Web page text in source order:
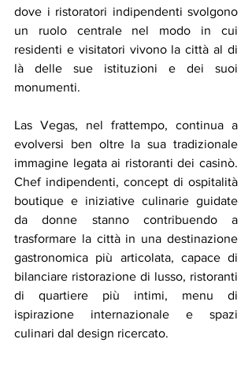
dove i ristoratori indipendenti svolgono
un ruolo centrale nel modo in cui
residenti e visitatori vivono la città al di
là delle sue istituzioni e dei suoi
monumenti.
Las Vegas, nel frattempo, continua a
evolversi ben oltre la sua tradizionale
immagine legata ai ristoranti dei casinò.
Chef indipendenti, concept di ospitalità
boutique e iniziative culinarie guidate
da donne stanno contribuendo a
trasformare la città in una destinazione
gastronomica più articolata, capace di
bilanciare ristorazione di lusso, ristoranti
di quartiere più intimi, menu di
ispirazione internazionale e spazi
culinari dal design ricercato.